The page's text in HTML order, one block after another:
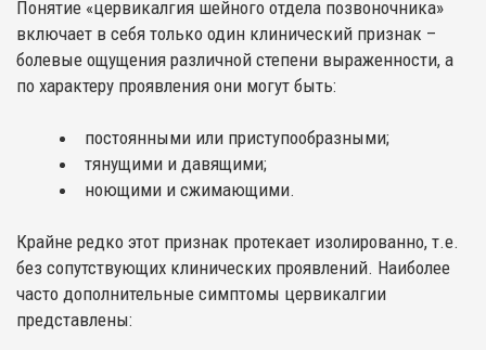
Понятие «цервикалгия шейного отдела позвоночника»
включает в себя только один клинический признак –
болевые ощущения различной степени выраженности, а
по характеру проявления они могут быть:
постоянными или приступообразными;
тянущими и давящими;
ноющими и сжимающими.
Крайне редко этот признак протекает изолированно, т.е.
без сопутствующих клинических проявлений. Наиболее
часто дополнительные симптомы цервикалгии
представлены: